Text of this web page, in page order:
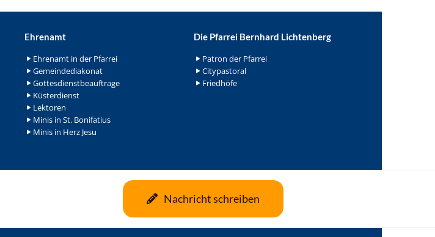
Ehrenamt
Ehrenamt in der Pfarrei
Gemeindediakonat
Gottesdienstbeauftrage
Küsterdienst
Lektoren
Minis in St. Bonifatius
Minis in Herz Jesu
Die Pfarrei Bernhard Lichtenberg
Patron der Pfarrei
Citypastoral
Friedhöfe
Nachricht schreiben